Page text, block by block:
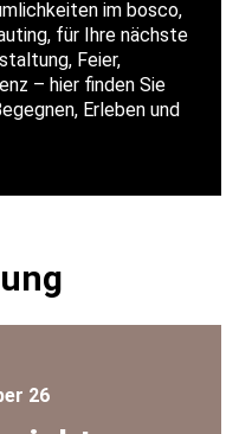
im bosco,
für Ihre nächste
Feier,
– hier finden Sie
Erleben und
26